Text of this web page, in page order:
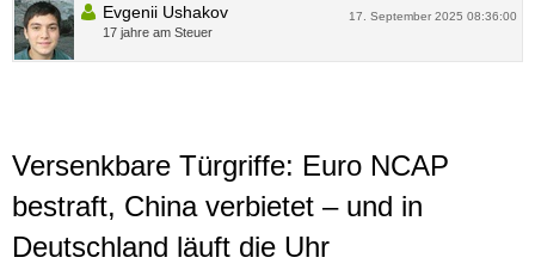
17. September 2025 08:36:00
Evgenii Ushakov
17 jahre am Steuer
Versenkbare Türgriffe: Euro NCAP
bestraft, China verbietet – und in
Deutschland läuft die Uhr